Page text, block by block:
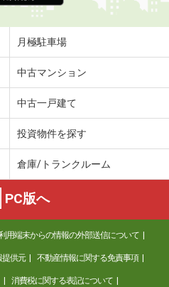
立川市栄町２丁目
万円
円
西東京市向台町４
月極駐車場
中古マンション
中古一戸建て
投資物件を探す
倉庫/トランクルーム
PC版へ
用端末からの情報の外部送信について
提供元 不動産情報に関する免責事項
消費税に関する表記について